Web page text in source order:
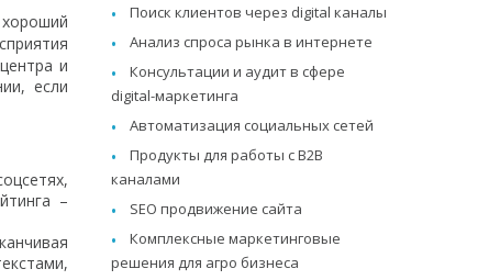
и
если
–
Поиск клиентов через digital каналы
Анализ спроса рынка в интернете
Консультации и аудит в сфере
digital-маркетинга
Автоматизация социальных сетей
Продукты для работы с B2B
каналами
SEO продвижение сайта
Комплексные маркетинговые
решения для агро бизнеса